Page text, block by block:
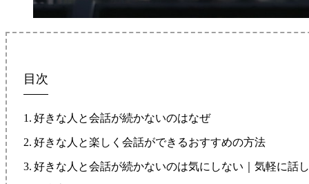
目次
好きな人と会話が続かないのはなぜ
好きな人と楽しく会話ができるおすすめの方法
好きな人と会話が続かないのは気にしない｜気軽に話